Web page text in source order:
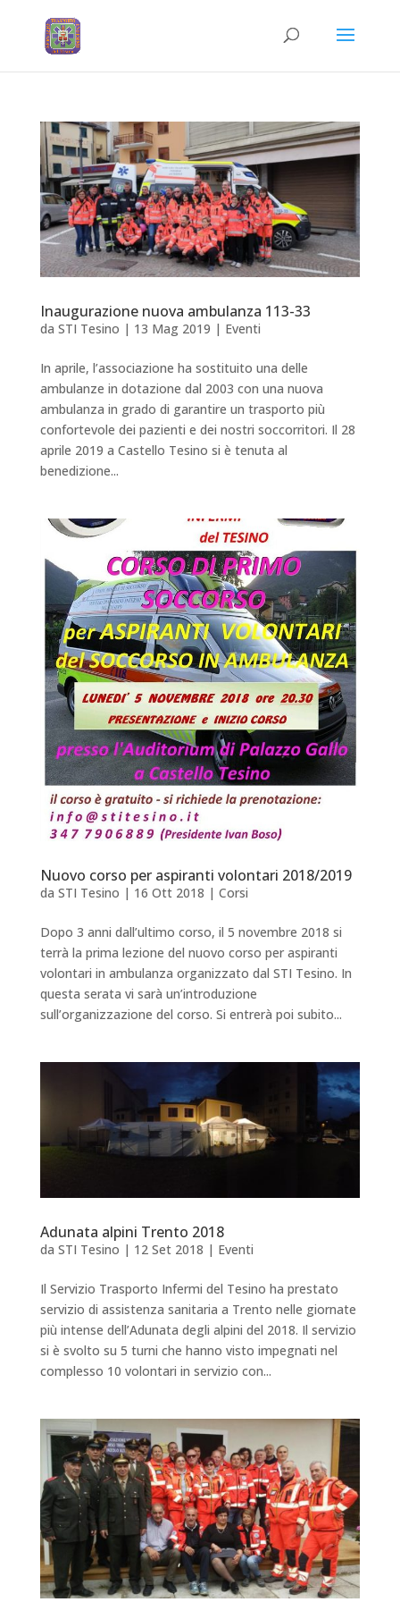
Inaugurazione nuova ambulanza 113-33
da STI Tesino | 13 Mag 2019 | Eventi
In aprile, l’associazione ha sostituito una delle
ambulanze in dotazione dal 2003 con una nuova
ambulanza in grado di garantire un trasporto più
confortevole dei pazienti e dei nostri soccorritori. Il 28
aprile 2019 a Castello Tesino si è tenuta al
benedizione...
Nuovo corso per aspiranti volontari 2018/2019
da STI Tesino | 16 Ott 2018 | Corsi
Dopo 3 anni dall’ultimo corso, il 5 novembre 2018 si
terrà la prima lezione del nuovo corso per aspiranti
volontari in ambulanza organizzato dal STI Tesino. In
questa serata vi sarà un’introduzione
sull’organizzazione del corso. Si entrerà poi subito...
Adunata alpini Trento 2018
da STI Tesino | 12 Set 2018 | Eventi
Il Servizio Trasporto Infermi del Tesino ha prestato
servizio di assistenza sanitaria a Trento nelle giornate
più intense dell’Adunata degli alpini del 2018. Il servizio
si è svolto su 5 turni che hanno visto impegnati nel
complesso 10 volontari in servizio con...